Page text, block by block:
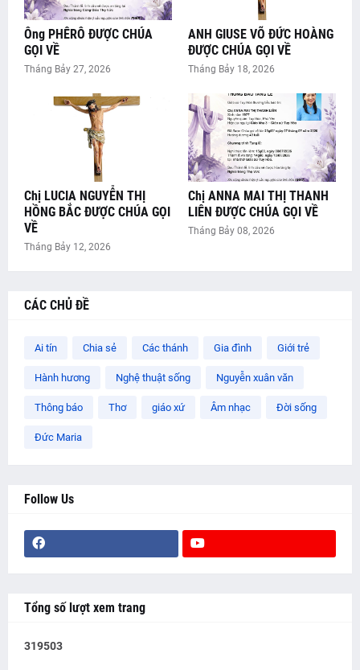
Ông PHÊRÔ ĐƯỢC CHÚA
GỌI VỀ
Tháng Bảy 27, 2026
ANH GIUSE VÕ ĐỨC HOÀNG
ĐƯỢC CHÚA GỌI VỀ
Tháng Bảy 18, 2026
Chị LUCIA NGUYỄN THỊ
HỒNG BẮC ĐƯỢC CHÚA GỌI
VỀ
Tháng Bảy 12, 2026
Chị ANNA MAI THỊ THANH
LIÊN ĐƯỢC CHÚA GỌI VỀ
Tháng Bảy 08, 2026
CÁC CHỦ ĐỀ
Ai tín Chia sẻ Các thánh Gia đình Giới trẻ
Hành hương Nghệ thuật sống Nguyễn xuân văn
Thông báo Thơ giáo xứ Âm nhạc Đời sống
Đức Maria
Follow Us
Tổng số lượt xem trang
319503